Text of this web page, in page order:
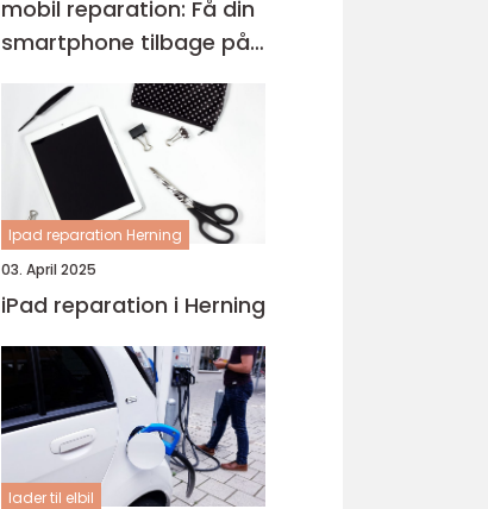
mobil reparation: Få din
smartphone tilbage på
Ipad reparation Herning
03. April 2025
iPad reparation i Herning
lader til elbil